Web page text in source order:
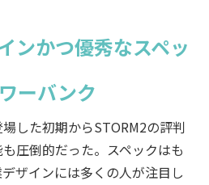
ンかつ優秀なスペッ
ーバンク
した初期からSTORM2の評判
圧倒的だった。スペックはも
ザインには多くの人が注目し